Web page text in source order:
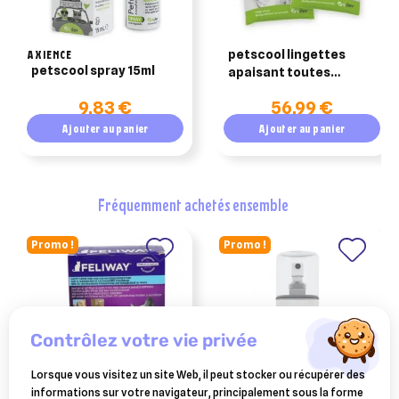
AXIENCE
petscool spray 15ml
9,83 €
Ajouter au panier
petscool lingettes
apaisant toutes
56,99 €
Ajouter au panier
fréquemment achetés ensemble
Promo ! Promo !
contrôlez votre vie privée
Lorsque vous visitez un site Web, il peut stocker ou récupérer des
informations sur votre navigateur, principalement sous la forme